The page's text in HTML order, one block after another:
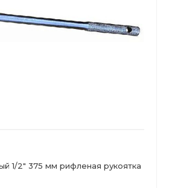
1/2" 375 мм рифленая рукоятка